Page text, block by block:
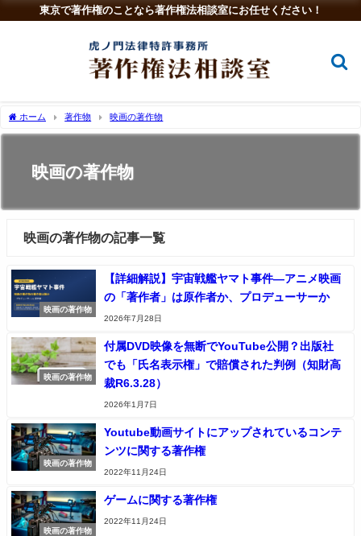
東京で著作権のことなら著作権法相談室にお任せください！
ホーム 著作物 映画の著作物
映画の著作物
映画の著作物の記事一覧
映画の著作物
【詳細解説】宇宙戦艦ヤマト事件―アニメ映画
の「著作者」は原作者か、プロデューサーか
2026年7月28日
映画の著作物
付属DVD映像を無断でYouTube公開？出版社
でも「氏名表示権」で賠償された判例（知財高
裁R6.3.28）
2026年1月7日
映画の著作物
Youtube動画サイトにアップされているコンテ
ンツに関する著作権
2022年11月24日
映画の著作物
ゲームに関する著作権
2022年11月24日